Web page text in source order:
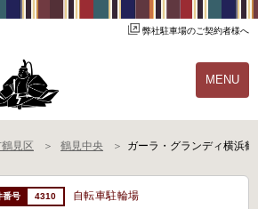
弊社駐車場のご契約者様へ
MENU
ご契約の流れ
駐輪場オーナー様へ
見区 鶴見中央 ガーラ・グランディ横浜鶴
4310 自転車駐輪場